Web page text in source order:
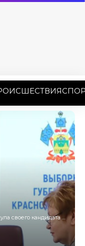
на пост губернатора Кубани